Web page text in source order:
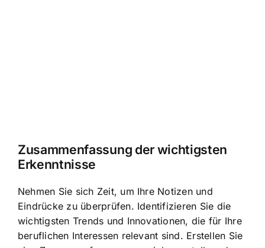
Zusammenfassung der wichtigsten
Erkenntnisse
Nehmen Sie sich Zeit, um Ihre Notizen und
Eindrücke zu überprüfen. Identifizieren Sie die
wichtigsten Trends und Innovationen, die für Ihre
beruflichen Interessen relevant sind. Erstellen Sie